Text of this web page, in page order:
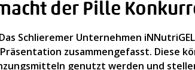
der Pille
Schlieremer Unternehmen
zusammengefasst. Diese
genutzt werden und